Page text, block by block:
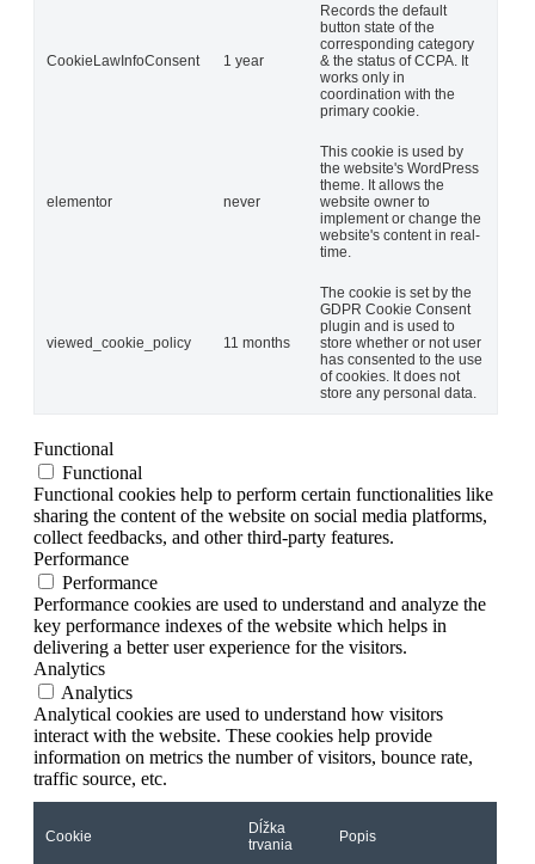
CookieLawInfoConsent 1 year
Records the default
button state of the
corresponding category
& the status of CCPA. It
works only in
coordination with the
primary cookie.
elementor never
This cookie is used by
the website's WordPress
theme. It allows the
website owner to
implement or change the
website's content in real-
time.
viewed_cookie_policy 11 months
The cookie is set by the
GDPR Cookie Consent
plugin and is used to
store whether or not user
has consented to the use
of cookies. It does not
store any personal data.
Functional
Functional
Functional cookies help to perform certain functionalities like
sharing the content of the website on social media platforms,
collect feedbacks, and other third-party features.
Performance
Performance
Performance cookies are used to understand and analyze the
key performance indexes of the website which helps in
delivering a better user experience for the visitors.
Analytics
Analytics
Analytical cookies are used to understand how visitors
interact with the website. These cookies help provide
information on metrics the number of visitors, bounce rate,
traffic source, etc.
Cookie
Dĺžka
trvania
Popis